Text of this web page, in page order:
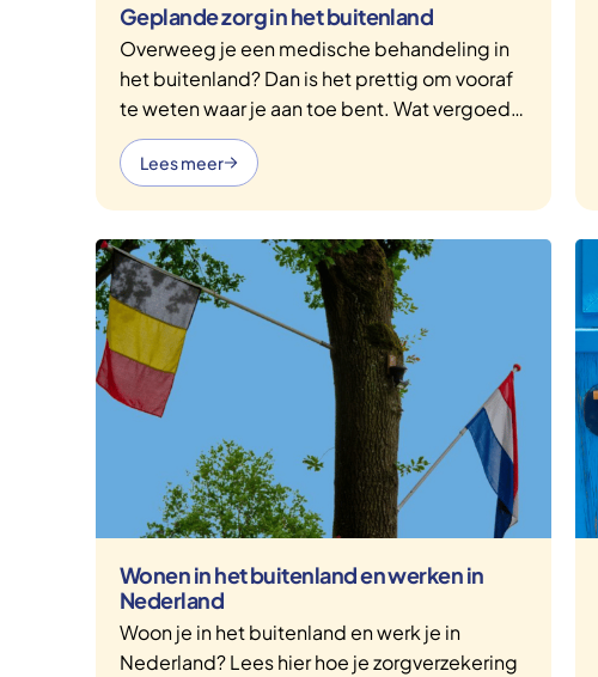
Geplande zorg in het buitenland
Overweeg je een medische behandeling in
het buitenland? Dan is het prettig om vooraf
te weten waar je aan toe bent. Wat vergoedt
je zorgverzekeraar? Welke regels gelden er?
We nemen je stap voor stap mee, zodat je
Lees meer
Wonen in het buitenland en werken in
Nederland
Woon je in het buitenland en werk je in
Nederland? Lees hier hoe je zorgverzekering